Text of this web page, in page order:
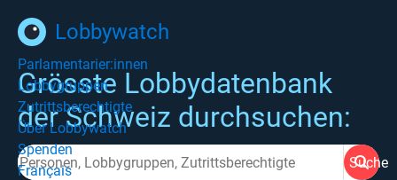
Lobbywatch
Parlamentarier:innen
Lobbygruppen
Zutrittsberechtigte
Über Lobbywatch
Spenden
Français
Grösste Lobbydatenbank
der Schweiz durchsuchen:
Suche